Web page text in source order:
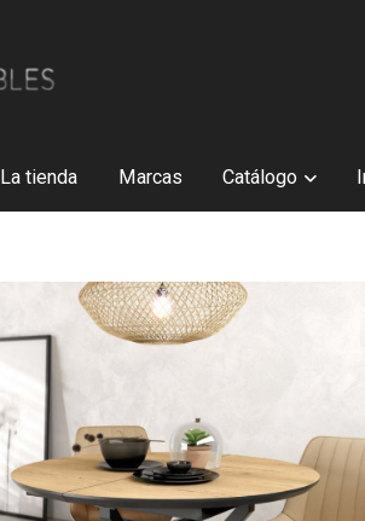
La tienda Marcas Catálogo